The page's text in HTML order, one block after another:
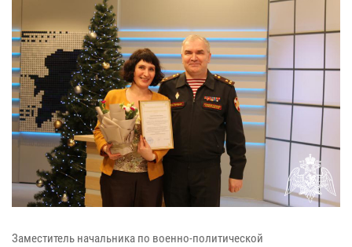
Заместитель начальника по военно-политической